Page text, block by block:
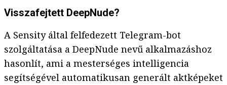
Visszafejtett DeepNude?
A Sensity által felfedezett Telegram-bot
szolgáltatása a DeepNude nevű alkalmazáshoz
hasonlít, ami a mesterséges intelligencia
segítségével automatikusan generált aktképeket